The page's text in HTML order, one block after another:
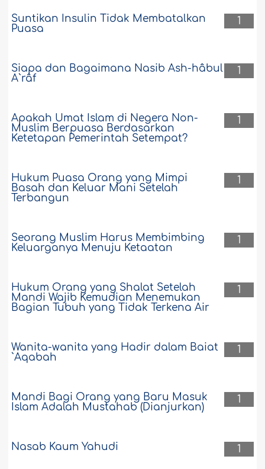
1
Suntikan Insulin Tidak Membatalkan
Puasa
1
Siapa dan Bagaimana Nasib Ash-hâbul
A`râf
1
Apakah Umat Islam di Negera Non-
Muslim Berpuasa Berdasarkan
Ketetapan Pemerintah Setempat?
1
Hukum Puasa Orang yang Mimpi
Basah dan Keluar Mani Setelah
Terbangun
1
Seorang Muslim Harus Membimbing
Keluarganya Menuju Ketaatan
1
Hukum Orang yang Shalat Setelah
Mandi Wajib Kemudian Menemukan
Bagian Tubuh yang Tidak Terkena Air
1
Wanita-wanita yang Hadir dalam Baiat
`Aqabah
1
Mandi Bagi Orang yang Baru Masuk
Islam Adalah Mustahab (Dianjurkan)
1
Nasab Kaum Yahudi